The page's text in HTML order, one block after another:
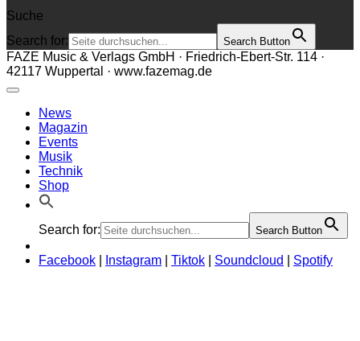
Suche
Search for:
Search Button
FAZE Music & Verlags GmbH · Friedrich-Ebert-Str. 114 ·
42117 Wuppertal · www.fazemag.de
News
Magazin
Events
Musik
Technik
Shop
Search for: Search Button
Facebook Instagram Tiktok Soundcloud Spotify